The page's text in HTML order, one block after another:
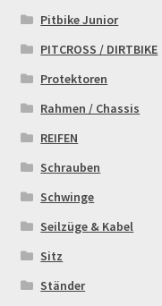
Pitbike Junior
PITCROSS / DIRTBIKE
Protektoren
Rahmen / Chassis
REIFEN
Schrauben
Schwinge
Seilzüge & Kabel
Sitz
Ständer